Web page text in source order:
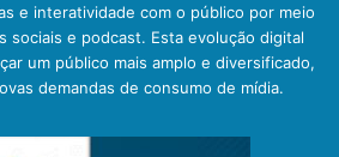
e interatividade com o público por meio
sociais e podcast. Esta evolução digital
um público mais amplo e diversificado,
demandas de consumo de mídia.